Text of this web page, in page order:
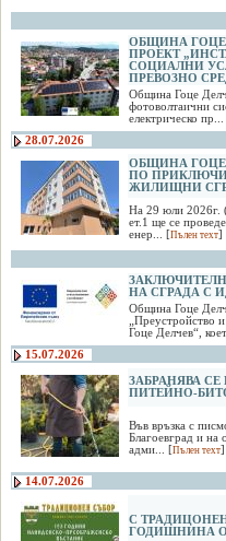
ОБЩИНА ГОЦЕ
ПРОЕКТ
СОЦИАЛНИ
ПРЕВОЗНО
Община Гоце
фотоволтаични
електрическо
28.07.2026
ОБЩИНА ГОЦЕ
ПО
ЖИЛИЩНИ
На 29 юли 2026г.
ет.1 ще се
енер... [Пълен техт]
НА СГРАДА С
Община Гоце
„Преустройство
Гоце Делчев“,
15.07.2026
ЗАБРАНЯВА
ПИТЕЙНО-
Във връзка с
Благоевград и на
адми... [Пълен техт]
14.07.2026
С
ГОДИШНИНА